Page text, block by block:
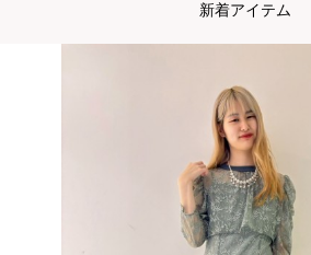
新着アイテム